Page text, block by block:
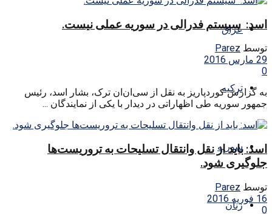
عراق
ترکیه
سوریه
زنان
اسد: سیستم فدرالی در سوریه عملی نیست.
توسط Parez
29 مارس 2016
0
به گزارش کوردپاریز به نقل از سی‌ان‌ان ترک، بشار اسد، رئیس
جمهور سوریه طی اظهاراتی در دیدار با یکی از نمایندگان ...
اسد: باید از نقل وانتقال تسلیحات به تروریست‌ها
جلوگیری شود.
توسط Parez
16 فوریه 2016
0